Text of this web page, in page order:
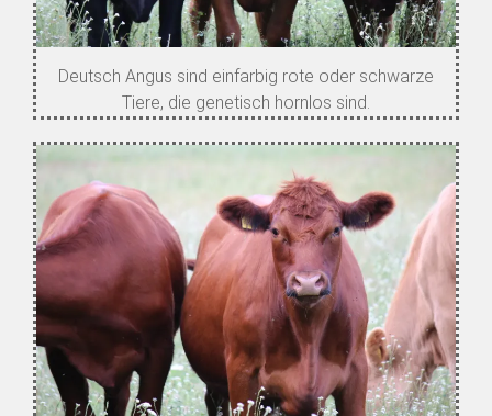
Deutsch Angus sind einfarbig rote oder schwarze
Tiere, die genetisch hornlos sind.